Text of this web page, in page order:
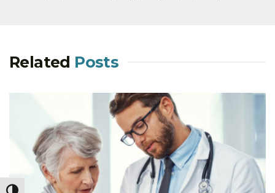
Related Posts